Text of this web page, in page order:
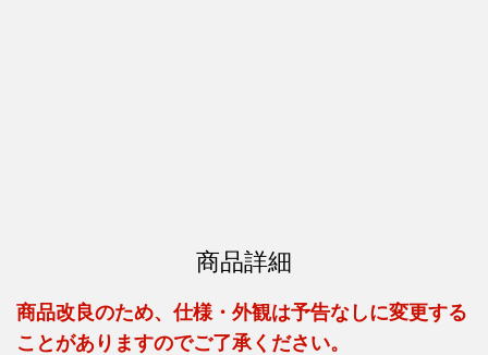
商品詳細
商品改良のため、仕様・外観は予告なしに変更する
ことがありますのでご了承ください。